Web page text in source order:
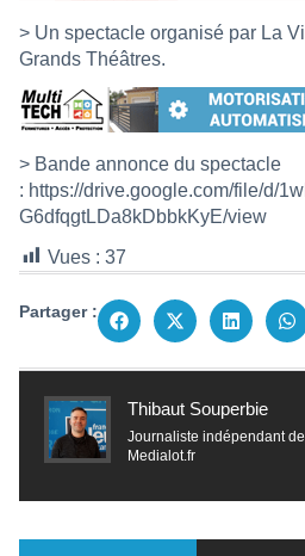
> Un spectacle organisé par La
Grands Théâtres.
> Bande annonce du spectacle
: https://drive.google.com/file/d/
G6dfqgtLDa8kDbbkKyE/view
Vues : 37
Partager :
Thibaut Souperbie
Journaliste indépendant
Medialot.fr